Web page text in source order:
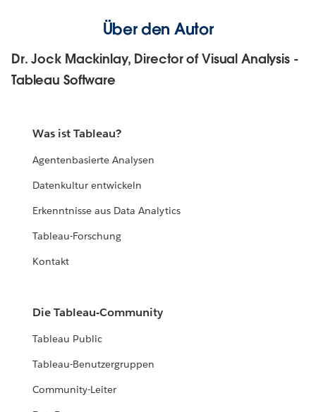
Über den Autor
Dr. Jock Mackinlay, Director of Visual Analysis -
Tableau Software
Was ist Tableau?
Agentenbasierte Analysen
Datenkultur entwickeln
Erkenntnisse aus Data Analytics
Tableau-Forschung
Kontakt
Die Tableau-Community
Tableau Public
Tableau-Benutzergruppen
Community-Leiter